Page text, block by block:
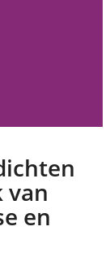
van
en